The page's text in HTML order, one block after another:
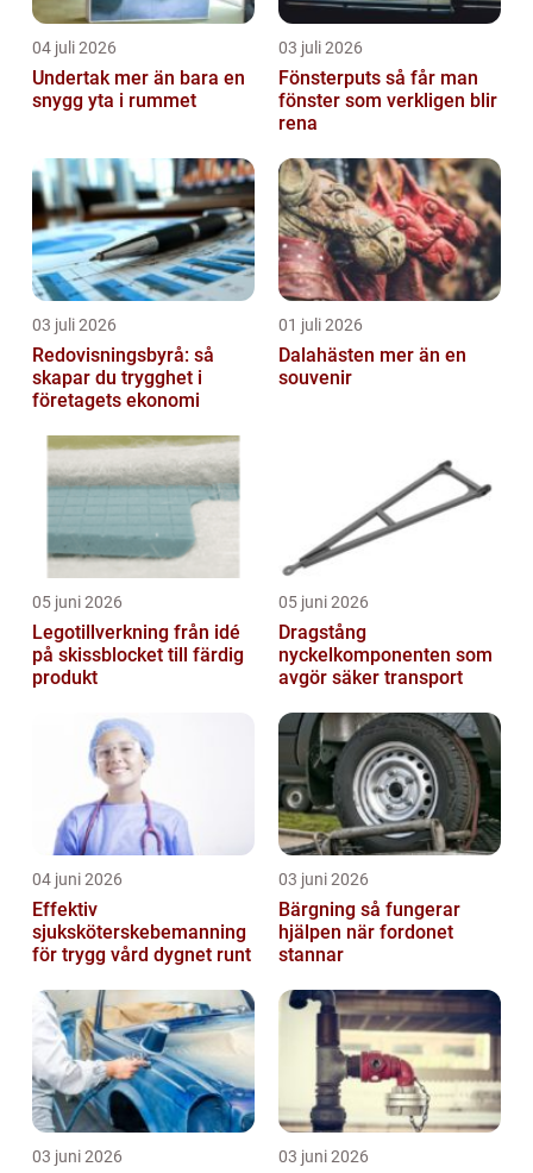
04 juli 2026
Undertak mer än bara en
snygg yta i rummet
03 juli 2026
Fönsterputs så får man
fönster som verkligen blir
rena
03 juli 2026
Redovisningsbyrå: så
skapar du trygghet i
företagets ekonomi
01 juli 2026
Dalahästen mer än en
souvenir
05 juni 2026
Legotillverkning från idé
på skissblocket till färdig
produkt
05 juni 2026
Dragstång
nyckelkomponenten som
avgör säker transport
04 juni 2026
Effektiv
sjuksköterskebemanning
för trygg vård dygnet runt
03 juni 2026
Bärgning så fungerar
hjälpen när fordonet
stannar
03 juni 2026 03 juni 2026